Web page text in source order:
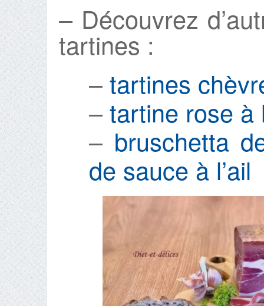
– Découvrez
tartines :
–tartines
–tartine rose à
– bruschetta
de sauce à l’ail